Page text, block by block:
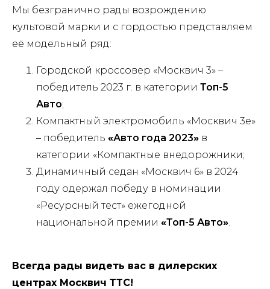
Мы безгранично рады возрождению
культовой марки и с гордостью представляем
её модельный ряд:
Городской кроссовер «Москвич 3» –
победитель 2023 г. в категории Топ-5
Авто;
Компактный электромобиль «Москвич 3е»
– победитель «Авто года 2023» в
категории «Компактные внедорожники;
Динамичный седан «Москвич 6» в 2024
году одержал победу в номинации
«Ресурсный тест» ежегодной
национальной премии «Топ-5 Авто».
Всегда рады видеть вас в дилерских
центрах Москвич ТТС!